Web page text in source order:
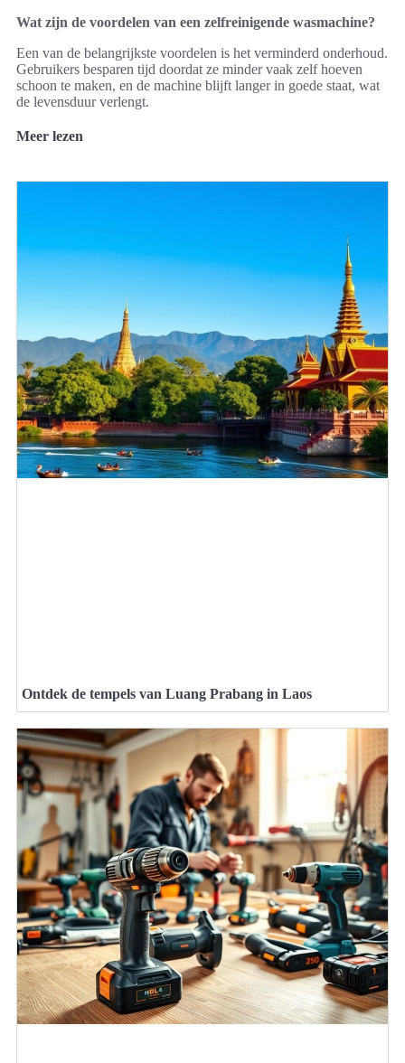
Wat zijn de voordelen van een zelfreinigende wasmachine?
Een van de belangrijkste voordelen is het verminderd onderhoud.
Gebruikers besparen tijd doordat ze minder vaak zelf hoeven
schoon te maken, en de machine blijft langer in goede staat, wat
de levensduur verlengt.
Meer lezen
Ontdek de tempels van Luang Prabang in Laos